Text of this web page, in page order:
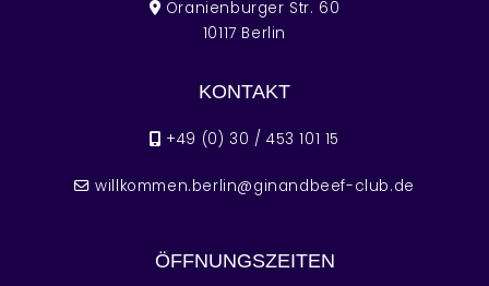
Oranienburger Str. 60
10117 Berlin
KONTAKT
+49 (0) 30 / 453 101 15
willkommen.berlin@ginandbeef-club.de
ÖFFNUNGSZEITEN